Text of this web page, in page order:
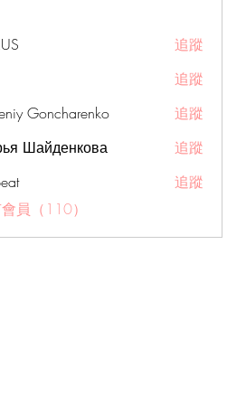
追蹤
追蹤
Goncharenko
追蹤
Шайденкова
追蹤
追蹤
員（110）